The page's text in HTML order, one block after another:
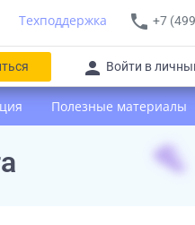
Техподдержка phone +7
person Войти в
Полезные материалы